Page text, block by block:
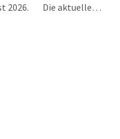
2026. Die aktuelle…